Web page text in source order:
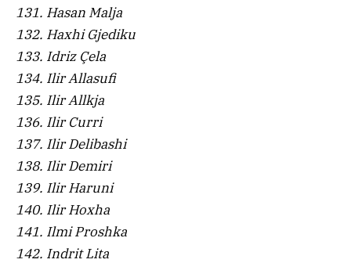
131. Hasan Malja
132. Haxhi Gjediku
133. Idriz Çela
134. Ilir Allasufi
135. Ilir Allkja
136. Ilir Curri
137. Ilir Delibashi
138. Ilir Demiri
139. Ilir Haruni
140. Ilir Hoxha
141. Ilmi Proshka
142. Indrit Lita